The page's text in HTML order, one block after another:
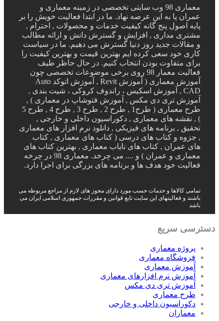
معماری 98 وب سایتی تخصصی در زمینه معماری و
عمران پا به این عرصه نهاد. ما در ابتدا فعالیت خویش را بر
پایه اصول پنج گانه کیفیت خدمات و محصولات , احترام ,
مشتری مداری , افزایش و گسترش دانش و ارائه مطالب
و مقالات جدید روز دنیا گسترش می دهیم. ما در سیاست
کاری خود سعی کرده ایم بهترین قیمت و بهترین کیفیت را
برای متفاوت بودن انتخاب کنیم. در حال حاظر طیف
فعالیت معمار 98 روی برخی موضوعات تخصصی چون
آموزش معماری ( آموزش Revit , آموزش اتوکد Auto
CAD , آموزش اسکیس ، راندوف کروکی ، شیت بندی ,
آموزش تری دی مکس , آموزش فتوشاپ در معماری ) ,
طرح معماری ( طرح1 , طرح 2 , طرح 3 , طرح 4 , طرح 5
) , نقشه های معماری , دکوراسیون داخلی و خارجی ,
تحقیق , برنامه های فیزیکی , دانلود نرم افزار های معماری
, جزوه و کتاب های درسی ( کتاب های معماری , کتاب
های عمران , کتاب های نایاب معماری , بهترین کتاب های
معماری و عمران ) و .... می چرخد. معماری 98 در چرخه
فعالیت خود هدف ها و برنامه های بزرگی برای اجرا دارد.
تمامی کالاها و خدمات حسب مورد دارای مجوز های لازم از مراجع مربوطه می
باشند و فعالیتهای این سایت تابع قوانین و مقررات جمهوری اسلامی ایران می
باشد
دسترسی سریع
پروژه معماری
فروشگاه معماری
آموزش معماری
آموزش نرم افزارهای معماری
آموزش تری دی مکس
طرح معماری
دکوراسیون داخلی و خارجی
معماران